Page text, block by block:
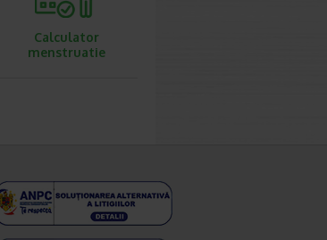
Calculator
menstruatie